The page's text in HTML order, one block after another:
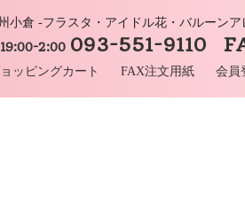
小倉 -フラスタ・アイドル花・バルーン
19:00-2:00 093-551-9110
ッピングカート FAX注文用紙 会員